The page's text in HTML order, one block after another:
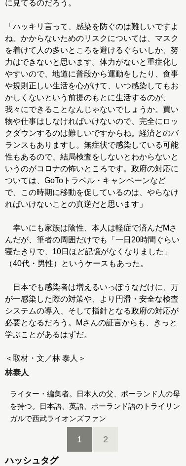
に見てるのだろう。
「ハッキリ言って、感染を防ぐのは難しいですよ
ね。かからないためのリスクについては、マスク
を着けて人の多いところを避けるぐらいしか、努
力はできないと思います。体力がないと重症化し
やすいので、地道に普段から運動をしたり、食事
や規則正しい生活を心がけて、いつ感染してもお
かしくないという前提のもとに生活するのが、
我々にできることなんじゃないでしょうか。買い
物や仕事はしなければいけないので、完全にロッ
クダウンするのは難しいですからね。経済とのバ
ランスもありますし。無症状で感染している可能
性もあるので、結局検査をしないとわからないと
いうのがコロナの怖いところです。政府の対応に
ついては、GoToトラベル・キャンペーンなど
で、この時期に移動を促しているのは、やらなけ
ればいけないことの真逆だと思います」
幸いにも家族は陰性、本人は軽症で済んだMさ
んだが、筆者の周囲だけでも「一日20時間ぐらい
寝たきりで、10日ほど記憶がなくなりました」
（40代・男性）というケースもあった。
日本でも感染者は増えるいっぽうなだけに、万
が一感染した際の対策や、より円滑・安全な検査
システムの導入、そして指針となる政府の対応が
必要となるだろう。Mさんの証言からも、きっと
学ぶことがあるはずだ。
林泰人
ライター・編集者。日本人の父、ポーランド人の母
を持つ。日本語、英語、ポーランド語のトライリン
ガルで西武ライオンズファン
1 2
ハッシュタグ